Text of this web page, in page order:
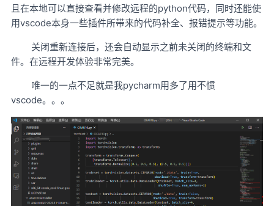
且在本地可以直接查看并修改远程的python代码，同时还能使
用vscode本身一些插件所带来的代码补全、报错提示等功能。
关闭重新连接后，还会自动显示之前未关闭的终端和文
件。在远程开发体验非常完美。
唯一的一点不足就是我pycharm用多了用不惯
vscode。。。